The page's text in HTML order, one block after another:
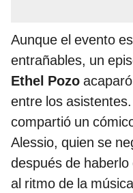
Aunque el evento
entrañables, un
Ethel Pozo
entre los
compartió un
Alessio, quien se
después de
al ritmo de la